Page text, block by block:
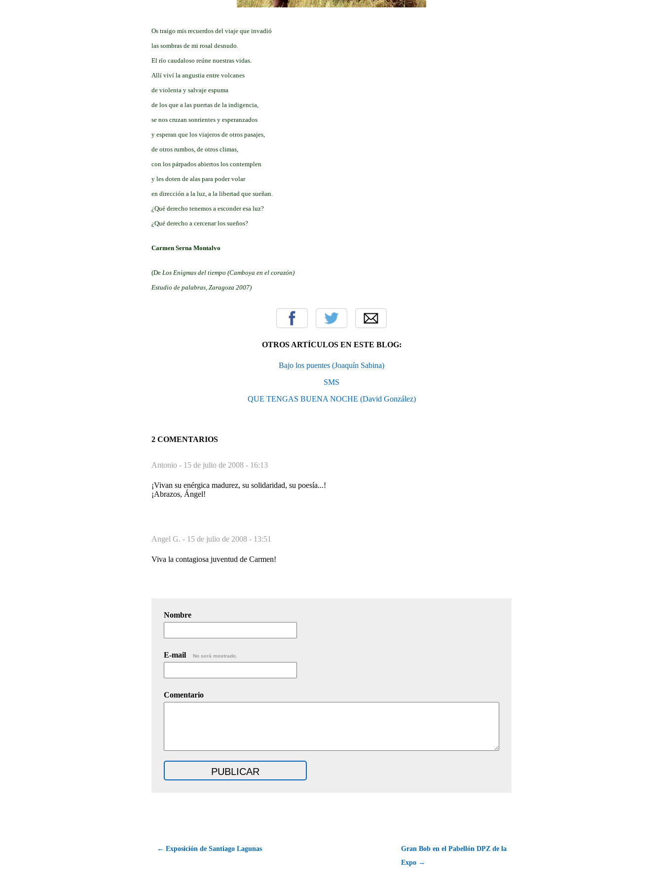
Os traigo mis recuerdos del viaje que invadió
las sombras de mi rosal desnudo.
El río caudaloso reúne nuestras vidas.
Allí viví la angustia entre volcanes
de violenta y salvaje espuma
de los que a las puertas de la indigencia,
se nos cruzan sonrientes y esperanzados
y esperan que los viajeros de otros pasajes,
de otros rumbos, de otros climas,
con los párpados abiertos los contemplen
y les doten de alas para poder volar
en dirección a la luz, a la libertad que sueñan.
¿Qué derecho tenemos a esconder esa luz?
¿Qué derecho a cercenar los sueños?
Carmen Serna Montalvo
(De Los Enigmas del tiempo (Camboya en el corazón)
Estudio de palabras, Zaragoza 2007)
OTROS ARTÍCULOS EN ESTE BLOG:
Bajo los puentes (Joaquín Sabina)
SMS
QUE TENGAS BUENA NOCHE (David González)
2 COMENTARIOS
Antonio - 15 de julio de 2008 - 16:13
¡Vivan su enérgica madurez, su solidaridad, su poesía...!
¡Abrazos, Ángel!
Angel G. - 15 de julio de 2008 - 13:51
Viva la contagiosa juventud de Carmen!
Nombre
E-mail No será mostrado.
Comentario
← Exposición de Santiago Lagunas
Gran Bob en el Pabellón DPZ de la
Expo →